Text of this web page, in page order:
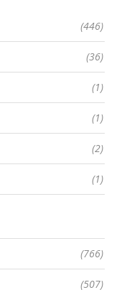
(446)
(36)
(1)
(1)
(2)
(1)
(766)
(507)